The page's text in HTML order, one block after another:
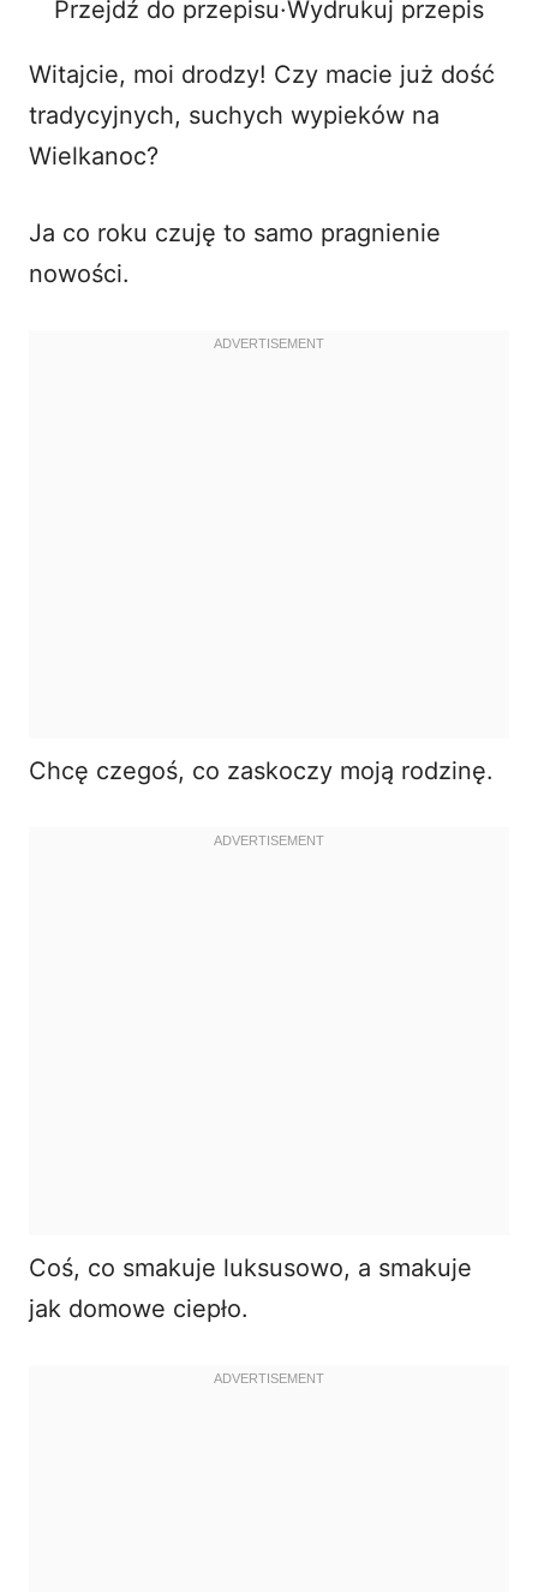
o
Przejdź do przepisu·Wydrukuj przepis
Witajcie, moi drodzy! Czy macie już dość
tradycyjnych, suchych wypieków na
Wielkanoc?
Ja co roku czuję to samo pragnienie
nowości.
Chcę czegoś, co zaskoczy moją rodzinę.
Coś, co smakuje luksusowo, a smakuje
jak domowe ciepło.